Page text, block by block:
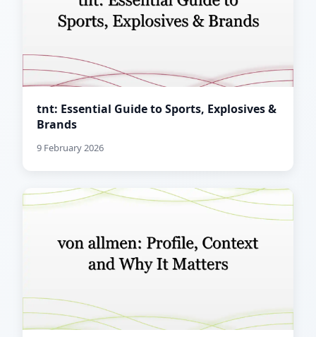
tnt: Essential Guide to Sports, Explosives &
Brands
9 February 2026